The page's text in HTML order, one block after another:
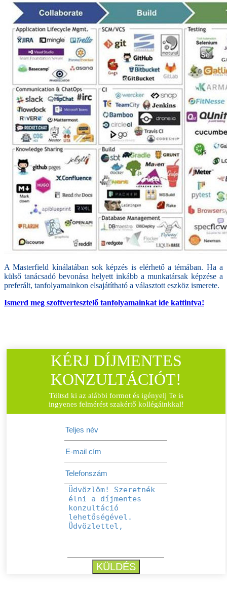
A Masterfield kínálatában sok képzés is elérhető a témában. Ha a
külső tanácsadó bevonása helyett inkább a munkatársak képzése a
preferált, tanfolyamainkon elsajátítható a választott eszköz ismerete.
Ismerd meg szoftvertesztelő tanfolyamainkat ide kattintva!
KÉRJ DÍJMENTES
KONZULTÁCIÓT!
Töltsd ki az alábbi formot és igényelj Te is
ingyenes felmérést szakértő kollégáinkkal!
KÜLDÉS